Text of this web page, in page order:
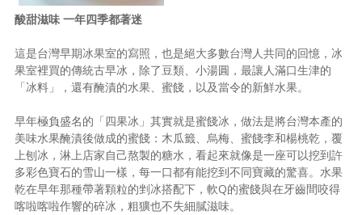
影音區
創意出版服務
歷史區
關於Yilan
個人著作
活動實況記錄
酸甜滋味 一年四季都著迷
這是台灣早期冰果室的寫照，也是絕大多數台灣人共同的回憶，冰
果室裡買的傳統古早冰，除了豆類、小湯圓，最讓人滿口生津的
「冰料」，還有醃漬的水果、蜜餞，以及當令的新鮮水果。
早年極負盛名的「四果冰」其實就是蜜餞冰，做法是將台灣本產的
美味水果醃漬後做成的蜜餞：木瓜籤、烏梅、蜜餞李和楊桃乾，覆
上刨冰，淋上店家自己熬製的糖水，看起來就像是一座可以挖到許
多彩色寶石的雪山一樣，每一口都有能挖到不同寶藏的驚喜。水果
乾在早年那種帶著顆粒的剉冰搭配下，軟Q的蜜餞與在牙齒間咬得
喀啦喀啦作響的碎冰，粗獷也不失細膩滋味。